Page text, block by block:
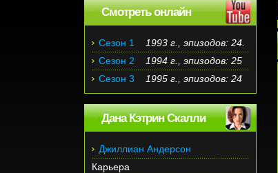
Смотреть онлайн
Сезон 1
1993 г., эпизодов: 24.
Сезон 2
1994 г., эпизодов: 25
Сезон 3
1995 г., эпизодов: 24
Дана Кэтрин Скалли
Джиллиан Андерсон
Карьера